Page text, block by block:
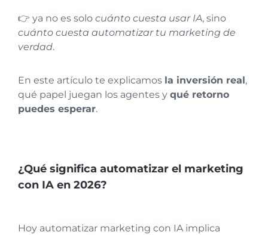
👉 ya no es solo cuánto cuesta usar IA, sino
cuánto cuesta automatizar tu marketing de
verdad.
En este artículo te explicamos la inversión real,
qué papel juegan los agentes y qué retorno
puedes esperar.
¿Qué significa automatizar el marketing
con IA en 2026?
Hoy automatizar marketing con IA implica